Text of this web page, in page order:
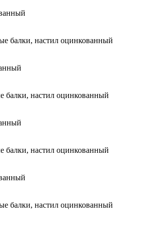
балки, настил оцинкованный
балки, настил оцинкованный
балки, настил оцинкованный
балки, настил оцинкованный